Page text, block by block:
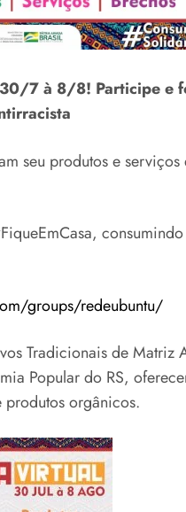
7 à 8/8! Participe e
seu produtos e serviços
groups/redeubuntu/
Tradicionais de Matriz
Popular do RS,
orgânicos.